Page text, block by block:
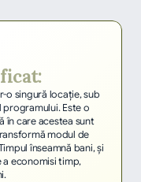
o singură locaţie, sub
Este o
în care acestea sunt
modul de
înseamnă bani, și
economisi timp,